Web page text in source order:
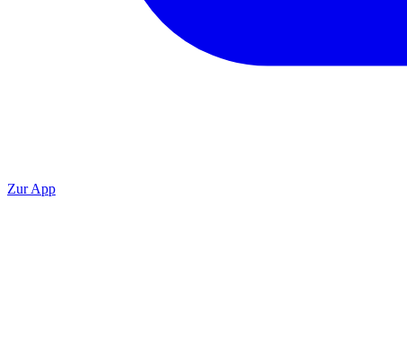
Zur App